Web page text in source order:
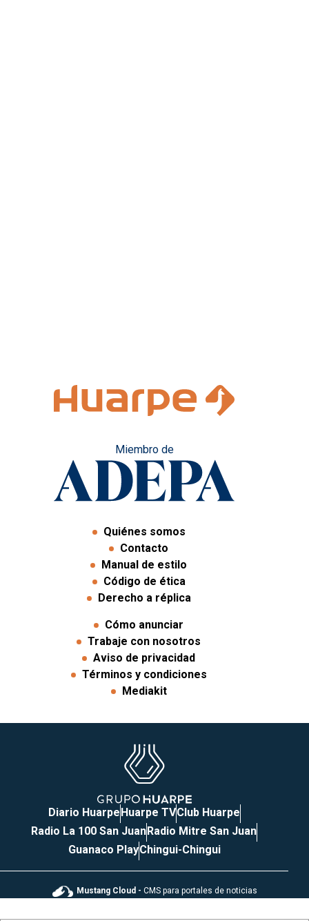
Miembro de
Quiénes somos
Contacto
Manual de estilo
Código de ética
Derecho a réplica
Cómo anunciar
Trabaje con nosotros
Aviso de privacidad
Términos y condiciones
Mediakit
Diario HuarpeHuarpe TVClub Huarpe
Radio La 100 San JuanRadio Mitre San Juan
Guanaco PlayChingui-Chingui
Mustang Cloud - CMS para portales de noticias